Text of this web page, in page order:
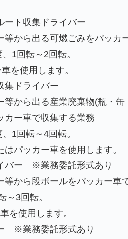
ト収集ドライバー
等から出る可燃ごみをパッカ
1回転～2回転。
を使用します。
集ドライバー
等から出る産業廃棄物(瓶・
カー車で収集する業務
1回転～4回転。
はパッカー車を使用します。
バー ※業務委託形式あり
等から段ボールをパッカー車
～3回転。
を使用します。
※業務委託形式あり